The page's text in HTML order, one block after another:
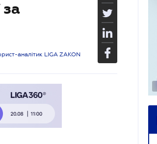
аналітик LIGA ZAKON